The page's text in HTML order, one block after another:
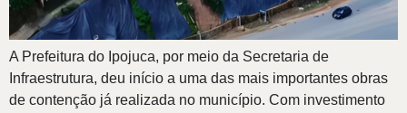
A Prefeitura do Ipojuca, por meio da Secretaria de
Infraestrutura, deu início a uma das mais importantes obras
de contenção já realizada no município. Com investimento